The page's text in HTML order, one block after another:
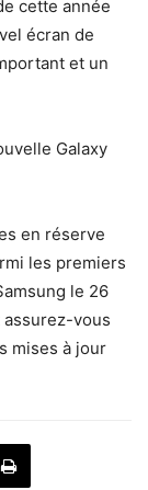
cette année
écran de
et un
Galaxy
en réserve
les premiers
le 26
vous
mises à jour